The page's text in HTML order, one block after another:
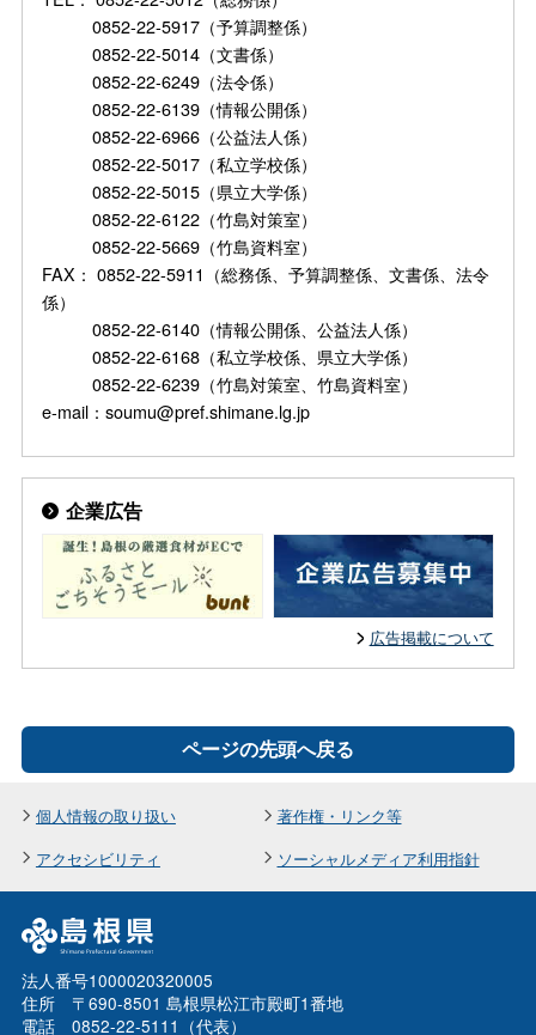
0852-22-5917（予算調整係）
0852-22-5014（文書係）
0852-22-6249（法令係）
0852-22-6139（情報公開係）
0852-22-6966（公益法人係）
0852-22-5017（私立学校係）
0852-22-5015（県立大学係）
0852-22-6122（竹島対策室）
0852-22-5669（竹島資料室）
FAX： 0852-22-5911（総務係、予算調整係、文書係、法令
係）
0852-22-6140（情報公開係、公益法人係）
0852-22-6168（私立学校係、県立大学係）
0852-22-6239（竹島対策室、竹島資料室）
e-mail：soumu@pref.shimane.lg.jp
企業広告
広告掲載について
ページの先頭へ戻る
個人情報の取り扱い
著作権・リンク等
アクセシビリティ
ソーシャルメディア利用指針
法人番号1000020320005
住所 〒690-8501 島根県松江市殿町1番地
電話 0852-22-5111（代表）